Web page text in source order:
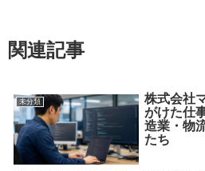
関連記事
未分類
株式会社
がけた仕
造業・物
たち